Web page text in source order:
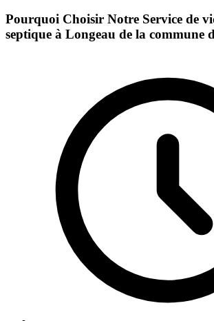
Pourquoi Choisir Notre Service de
septique à Longeau de la commune